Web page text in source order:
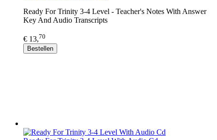
Ready For Trinity 3-4 Level - Teacher's Notes With Answer
Key And Audio Transcripts
€ 13,70
Bestellen